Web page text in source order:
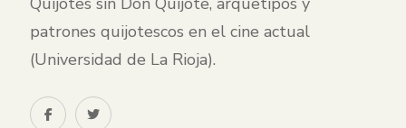
patrones quijotescos en el cine actual
(Universidad de La Rioja).